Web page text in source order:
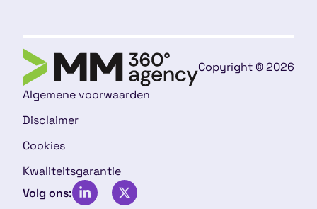
Copyright © 2026
Algemene voorwaarden
Disclaimer
Cookies
Kwaliteitsgarantie
Volg ons: